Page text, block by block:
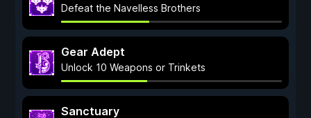
Defeat the Navelless Brothers
Gear Adept
Unlock 10 Weapons or Trinkets
Sanctuary